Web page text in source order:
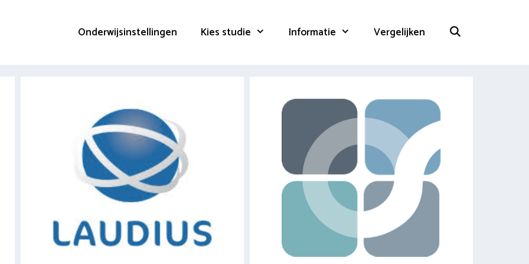
Onderwijsinstellingen Kies studie Informatie Vergelijken